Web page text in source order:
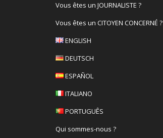
Vous êtes un JOURNALISTE ?
Vous êtes un CITOYEN CONCERNÉ ?
ENGLISH
DEUTSCH
ESPAÑOL
ITALIANO
PORTUGUÊS
Qui sommes-nous ?